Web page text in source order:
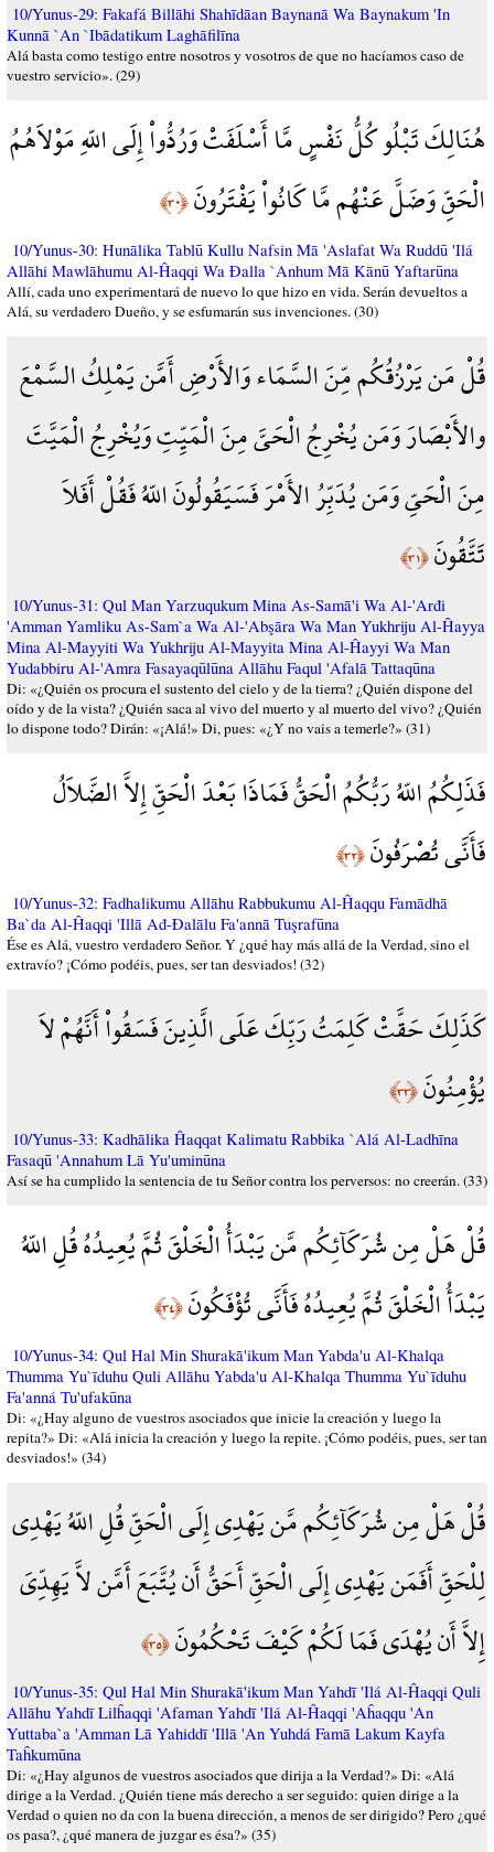
10/Yunus-29: Fakafá Billāhi Shahīdāan Baynanā Wa Baynakum 'In
Kunnā `An `Ibādatikum Laghāfilīna
Alá basta como testigo entre nosotros y vosotros de que no hacíamos caso de
vuestro servicio». (29)
هُنَالِكَ تَبْلُو كُلُّ نَفْسٍ مَّا أَسْلَفَتْ وَرُدُّواْ إِلَى اللّهِ مَوْلاَهُمُ
الْحَقِّ وَضَلَّ عَنْهُم مَّا كَانُواْ يَفْتَرُونَ﴿٣٠﴾
10/Yunus-30: Hunālika Tablū Kullu Nafsin Mā 'Aslafat Wa Ruddū 'Ilá
Allāhi Mawlāhumu Al-Ĥaqqi Wa Đalla `Anhum Mā Kānū Yaftarūna
Allí, cada uno experimentará de nuevo lo que hizo en vida. Serán devueltos a
Alá, su verdadero Dueño, y se esfumarán sus invenciones. (30)
قُلْ مَن يَرْزُقُكُم مِّنَ السَّمَاء وَالأَرْضِ أَمَّن يَمْلِكُ السَّمْعَ
والأَبْصَارَ وَمَن يُخْرِجُ الْحَيَّ مِنَ الْمَيِّتِ وَيُخْرِجُ الْمَيَّتَ
مِنَ الْحَيِّ وَمَن يُدَبِّرُ الأَمْرَ فَسَيَقُولُونَ اللّهُ فَقُلْ أَفَلاَ
تَتَّقُونَ﴿٣١﴾
10/Yunus-31: Qul Man Yarzuqukum Mina As-Samā'i Wa Al-'Arđi
'Amman Yamliku As-Sam`a Wa Al-'Abşāra Wa Man Yukhriju Al-Ĥayya
Mina Al-Mayyiti Wa Yukhriju Al-Mayyita Mina Al-Ĥayyi Wa Man
Yudabbiru Al-'Amra Fasayaqūlūna Allāhu Faqul 'Afalā Tattaqūna
Di: «¿Quién os procura el sustento del cielo y de la tierra? ¿Quién dispone del
oído y de la vista? ¿Quién saca al vivo del muerto y al muerto del vivo? ¿Quién
lo dispone todo? Dirán: «¡Alá!» Di, pues: «¿Y no vais a temerle?» (31)
فَذَلِكُمُ اللّهُ رَبُّكُمُ الْحَقُّ فَمَاذَا بَعْدَ الْحَقِّ إِلاَّ الضَّلاَلُ
فَأَنَّى تُصْرَفُونَ﴿٣٢﴾
10/Yunus-32: Fadhalikumu Allāhu Rabbukumu Al-Ĥaqqu Famādhā
Ba`da Al-Ĥaqqi 'Illā Ađ-Đalālu Fa'annā Tuşrafūna
Ése es Alá, vuestro verdadero Señor. Y ¿qué hay más allá de la Verdad, sino el
extravío? ¡Cómo podéis, pues, ser tan desviados! (32)
كَذَلِكَ حَقَّتْ كَلِمَتُ رَبِّكَ عَلَى الَّذِينَ فَسَقُواْ أَنَّهُمْ لاَ
يُؤْمِنُونَ﴿٣٣﴾
10/Yunus-33: Kadhālika Ĥaqqat Kalimatu Rabbika `Alá Al-Ladhīna
Fasaqū 'Annahum Lā Yu'uminūna
Así se ha cumplido la sentencia de tu Señor contra los perversos: no creerán. (33)
قُلْ هَلْ مِن شُرَكَآئِكُم مَّن يَبْدَأُ الْخَلْقَ ثُمَّ يُعِيدُهُ قُلِ اللّهُ
يَبْدَأُ الْخَلْقَ ثُمَّ يُعِيدُهُ فَأَنَّى تُؤْفَكُونَ﴿٣٤﴾
10/Yunus-34: Qul Hal Min Shurakā'ikum Man Yabda'u Al-Khalqa
Thumma Yu`īduhu Quli Allāhu Yabda'u Al-Khalqa Thumma Yu`īduhu
Fa'anná Tu'ufakūna
Di: «¿Hay alguno de vuestros asociados que inicie la creación y luego la
repita?» Di: «Alá inicia la creación y luego la repite. ¡Cómo podéis, pues, ser tan
desviados!» (34)
قُلْ هَلْ مِن شُرَكَآئِكُم مَّن يَهْدِي إِلَى الْحَقِّ قُلِ اللّهُ يَهْدِي
لِلْحَقِّ أَفَمَن يَهْدِي إِلَى الْحَقِّ أَحَقُّ أَن يُتَّبَعَ أَمَّن لاَّ يَهِدِّيَ
إِلاَّ أَن يُهْدَى فَمَا لَكُمْ كَيْفَ تَحْكُمُونَ﴿٣٥﴾
10/Yunus-35: Qul Hal Min Shurakā'ikum Man Yahdī 'Ilá Al-Ĥaqqi Quli
Allāhu Yahdī Lilĥaqqi 'Afaman Yahdī 'Ilá Al-Ĥaqqi 'Aĥaqqu 'An
Yuttaba`a 'Amman Lā Yahiddī 'Illā 'An Yuhdá Famā Lakum Kayfa
Taĥkumūna
Di: «¿Hay algunos de vuestros asociados que dirija a la Verdad?» Di: «Alá
dirige a la Verdad. ¿Quién tiene más derecho a ser seguido: quien dirige a la
Verdad o quien no da con la buena dirección, a menos de ser dirigido? Pero ¿qué
os pasa?, ¿qué manera de juzgar es ésa?» (35)